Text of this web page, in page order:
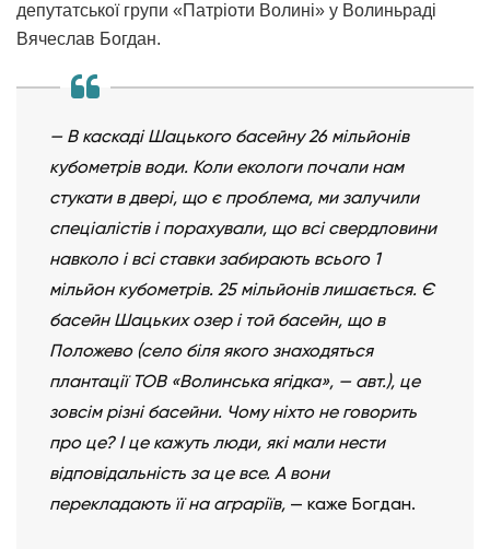
депутатської групи «Патріоти Волині» у Волиньраді
Вячеслав Богдан.
— В каскаді Шацького басейну 26 мільйонів
кубометрів води. Коли екологи почали нам
стукати в двері, що є проблема, ми залучили
спеціалістів і порахували, що всі свердловини
навколо і всі ставки забирають всього 1
мільйон кубометрів. 25 мільйонів лишається. Є
басейн Шацьких озер і той басейн, що в
Положево (село біля якого знаходяться
плантації ТОВ «Волинська ягідка», — авт.), це
зовсім різні басейни. Чому ніхто не говорить
про це? І це кажуть люди, які мали нести
відповідальність за це все. А вони
перекладають її на аграріїв, — каже Богдан.